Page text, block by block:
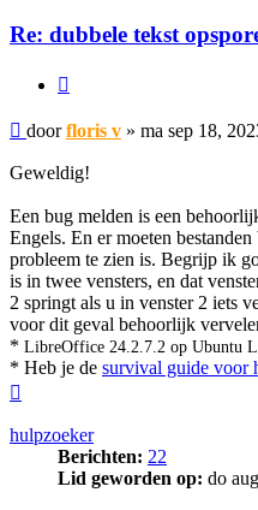
Re: dubbele tekst
Bericht
doorfloris v » ma sep 18,
Geweldig!
Een bug melden is een
Engels. En er moeten
probleem te zien is. Begrijp ik
is in twee vensters, en dat
2 springt als u in venster 2 iets
voor dit geval behoorlijk
* LibreOffice 24.2.7.2 op Ubuntu
* Heb je de survival guide voor
hulpzoeker
Berichten: 22
Lid geworden op: do